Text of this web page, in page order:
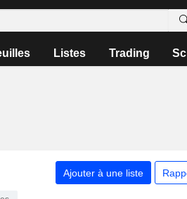
Listes Trading
Ajouter à une liste